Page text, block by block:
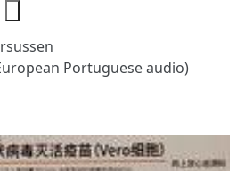
Portuguese audio)